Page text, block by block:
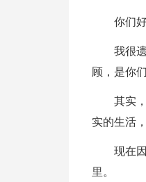
你们
我很
顾，是你
其实
实的生活
现在
里。